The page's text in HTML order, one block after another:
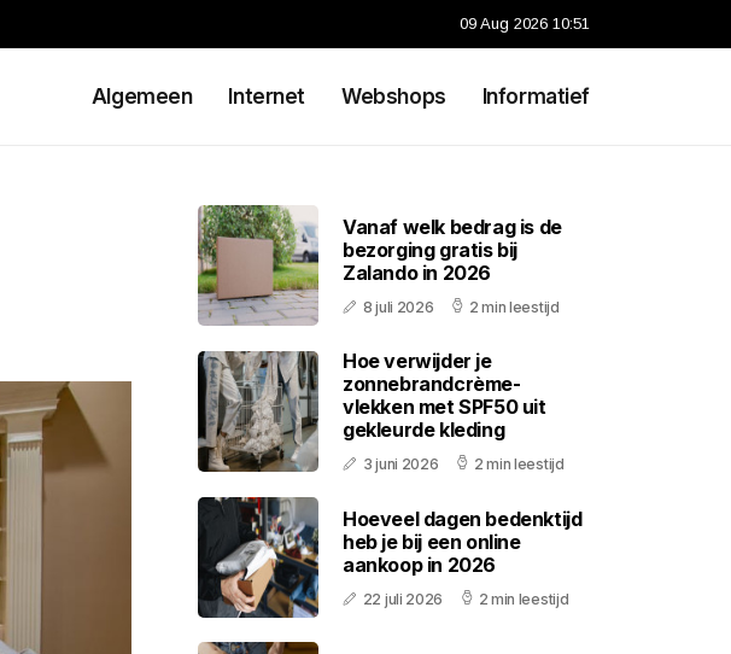
09 Aug 2026 10:51
Algemeen Internet Webshops Informatief
Vanaf welk bedrag is de
bezorging gratis bij
Zalando in 2026
8 juli 2026 2 min leestijd
Hoe verwijder je
zonnebrandcrème-
vlekken met SPF50 uit
gekleurde kleding
3 juni 2026 2 min leestijd
Hoeveel dagen bedenktijd
heb je bij een online
aankoop in 2026
22 juli 2026 2 min leestijd